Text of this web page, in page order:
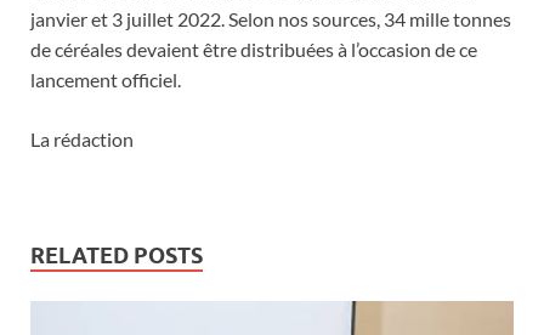
janvier et 3 juillet 2022. Selon nos sources, 34 mille tonnes
de céréales devaient être distribuées à l’occasion de ce
lancement officiel.
La rédaction
RELATED POSTS